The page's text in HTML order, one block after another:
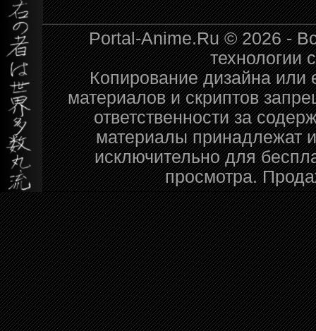
Portal-Anime.Ru © 2026 -
технологии
Копирование дизайна или
материалов и скриптов
ответственности за
материалы принадлежат
исключительно для
просмотра.